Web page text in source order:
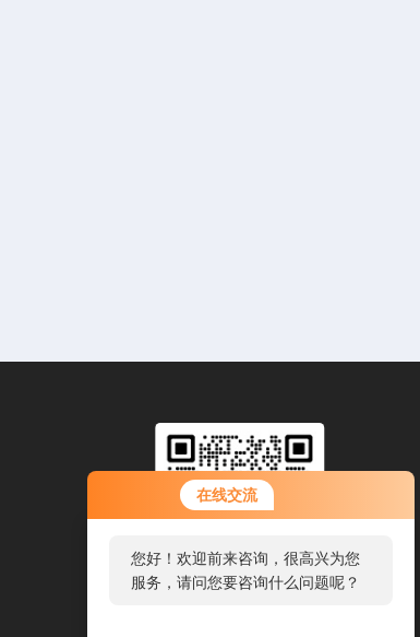
在线交流
您好！欢迎前来咨询，很高兴为您
服务，请问您要咨询什么问题呢？